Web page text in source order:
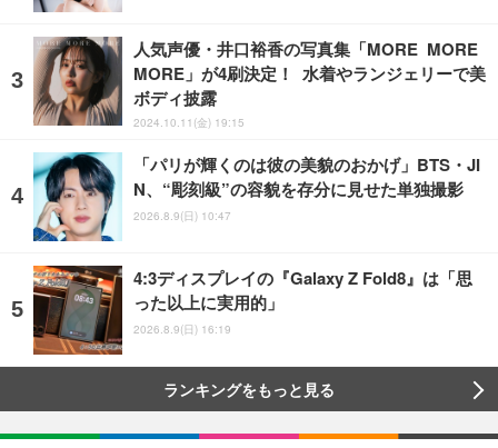
人気声優・井口裕香の写真集「MORE MORE
MORE」が4刷決定！ 水着やランジェリーで美
ボディ披露
2024.10.11(金) 19:15
「パリが輝くのは彼の美貌のおかげ」BTS・JI
N、“彫刻級”の容貌を存分に見せた単独撮影
2026.8.9(日) 10:47
4:3ディスプレイの『Galaxy Z Fold8』は「思
った以上に実用的」
2026.8.9(日) 16:19
ランキングをもっと見る